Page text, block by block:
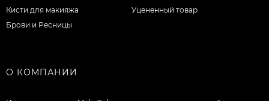
Кисти для макияжа
Брови и Ресницы
Уцененный товар
О КОМПАНИИ